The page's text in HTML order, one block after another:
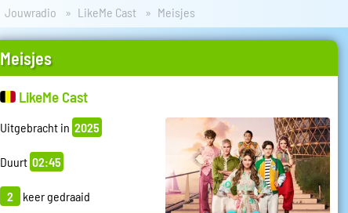
Jouwradio LikeMe Cast Meisjes
Meisjes
LikeMe Cast
Uitgebracht in 2025
Duurt 02:45
2 keer gedraaid